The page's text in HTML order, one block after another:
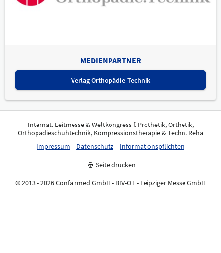
MEDIENPARTNER
Verlag Orthopädie-Technik
Internat. Leitmesse & Weltkongress f. Prothetik, Orthetik,
Orthopädieschuhtechnik, Kompressionstherapie & Techn. Reha
Impressum
Datenschutz Informationspflichten
Seite drucken
© 2013 - 2026 Confairmed GmbH - BIV-OT - Leipziger Messe GmbH